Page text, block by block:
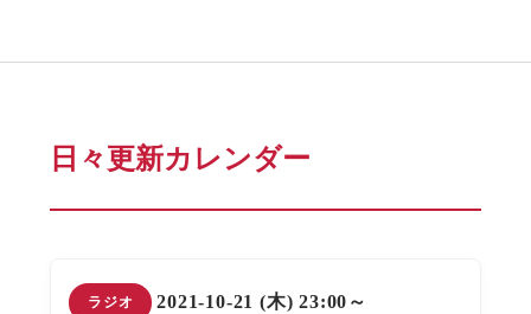
日々更新カレンダー
ラジオ 2021-10-21 (木) 23:00～